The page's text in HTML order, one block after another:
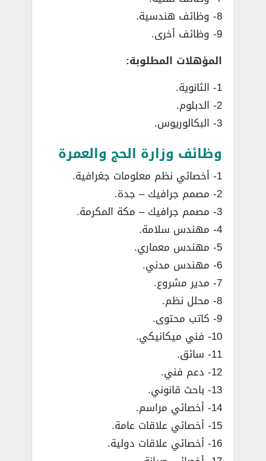
8- وظائف هندسية.
9- وظائف أخرى.
المؤهلات المطلوبة:
1- الثانوية.
2- الدبلوم.
3- البكالوريوس.
وظائف وزارة الحج والعمرة
1- أخصائي نظم معلومات جغرافية.
2- مصمم جرافيك – جدة.
3- مصمم جرافيك – مكة المكرمة.
4- مهندس سلامة.
5- مهندس معماري.
6- مهندس مدني.
7- مدير مشروع.
8- محلل نظم.
9- كاتب محتوى.
10- فني ميكانيكي.
11- سائق.
12- دعم فني.
13- باحث قانوني.
14- أخصائي مراسم.
15- أخصائي علاقات عامة.
16- أخصائي علاقات دولية.